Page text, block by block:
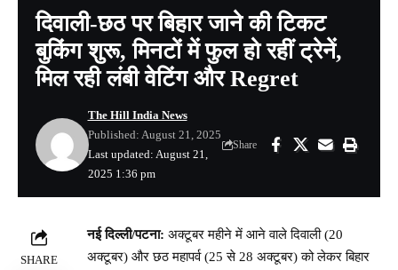
दिवाली-छठ पर बिहार जाने की टिकट
बुकिंग शुरू, मिनटों में फुल हो रहीं ट्रेनें,
मिल रही लंबी वेटिंग और Regret
Last updated: August 21,
2025 1:36 pm
The Hill India News
Published: August 21, 2025
Share
SHARE
नई दिल्ली/पटना: अक्टूबर महीने में आने वाले दिवाली (20
अक्टूबर) और छठ महापर्व (25 से 28 अक्टूबर) को लेकर बिहार